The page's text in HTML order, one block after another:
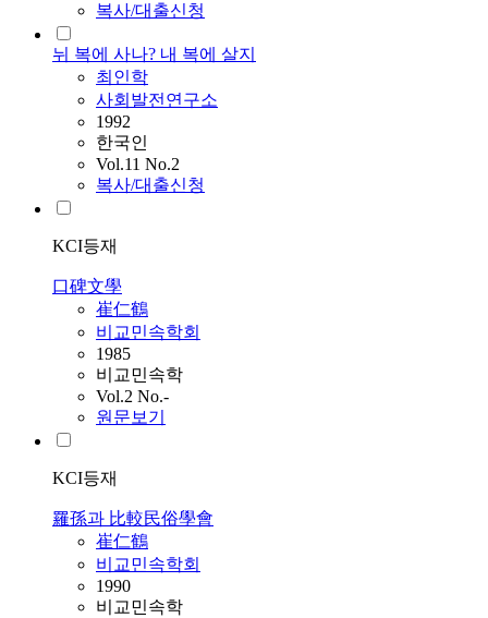
복사/대출신청
뉘 복에 사나? 내 복에 살지
최인학
사회발전연구소
1992
한국인
Vol.11 No.2
복사/대출신청
KCI등재
口碑文學
崔仁鶴
비교민속학회
1985
비교민속학
Vol.2 No.-
원문보기
KCI등재
羅孫과 比較民俗學會
崔仁鶴
비교민속학회
1990
비교민속학